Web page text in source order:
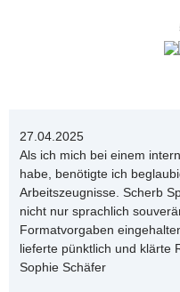
27.04.2025
Als ich mich bei einem
habe, benötigte ich
Arbeitszeugnisse. Scherb
nicht nur sprachlich
Formatvorgaben
lieferte pünktlich und klärte
Sophie Schäfer